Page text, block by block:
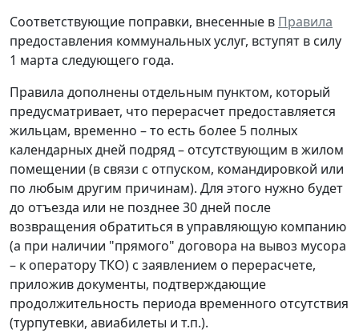
Соответствующие поправки, внесенные в Правила
предоставления коммунальных услуг, вступят в силу
1 марта следующего года.
Правила дополнены отдельным пунктом, который
предусматривает, что перерасчет предоставляется
жильцам, временно – то есть более 5 полных
календарных дней подряд – отсутствующим в жилом
помещении (в связи с отпуском, командировкой или
по любым другим причинам). Для этого нужно будет
до отъезда или не позднее 30 дней после
возвращения обратиться в управляющую компанию
(а при наличии "прямого" договора на вывоз мусора
– к оператору ТКО) с заявлением о перерасчете,
приложив документы, подтверждающие
продолжительность периода временного отсутствия
(турпутевки, авиабилеты и т.п.).